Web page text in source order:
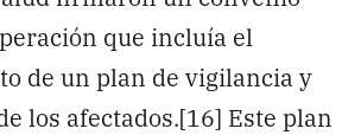
que incluía el
de un plan de vigilancia y
los afectados.[16] Este plan